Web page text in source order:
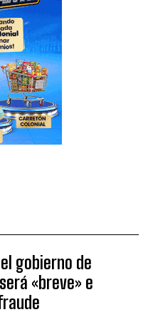
gobierno de
«breve» e